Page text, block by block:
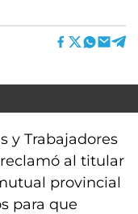
y Trabajadores
al titular
provincial
para que